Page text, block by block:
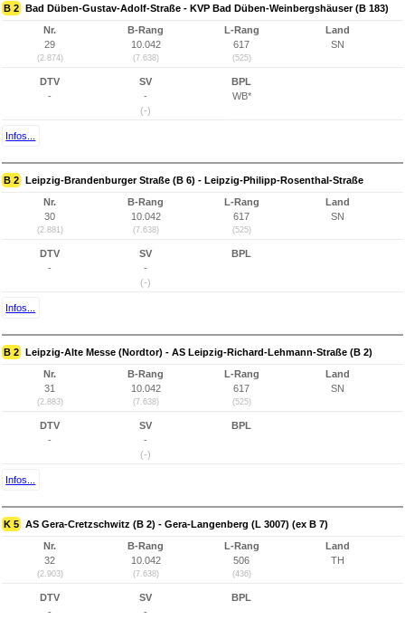
B 2 Bad Düben-Gustav-Adolf-Straße - KVP Bad Düben-Weinbergshäuser (B 183)
Nr.
29
(2.874)
B-Rang
10.042
(7.638)
L-Rang
617
(525)
Land
SN
DTV
-
SV
-
(-)
BPL
WB*
Infos...
B 2 Leipzig-Brandenburger Straße (B 6) - Leipzig-Philipp-Rosenthal-Straße
Nr.
30
(2.881)
B-Rang
10.042
(7.638)
L-Rang
617
(525)
Land
SN
DTV
-
SV
-
(-)
BPL
Infos...
B 2 Leipzig-Alte Messe (Nordtor) - AS Leipzig-Richard-Lehmann-Straße (B 2)
Nr.
31
(2.883)
B-Rang
10.042
(7.638)
L-Rang
617
(525)
Land
SN
DTV
-
SV
-
(-)
BPL
Infos...
K 5 AS Gera-Cretzschwitz (B 2) - Gera-Langenberg (L 3007) (ex B 7)
Nr.
32
(2.903)
B-Rang
10.042
(7.638)
L-Rang
506
(436)
Land
TH
DTV
-
SV
-
BPL